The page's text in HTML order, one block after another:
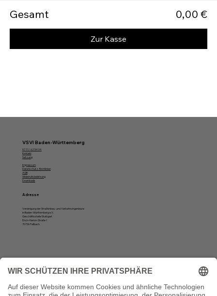
VSVI Baden-Württemberg
07 11/ 62 54 04
Kontakt
Satzung
Impressum
Datenschutz-Richtlinien
AGB
Widerrufsbelehrung
Downloads
Adresse
Vereinigung der Straßenbau- und Verkehrsingenieure
in Baden-Württemberg e.V.
Geschäftsstelle Stuttgart
Erich-Herion-Straße 1
70736 Fellbach
Montag, Dienstag und Donnerstag:
10 bis 12 Uhr und von 13 bis 16 Uhr
Gesamt 0,00 €
Zur Kasse